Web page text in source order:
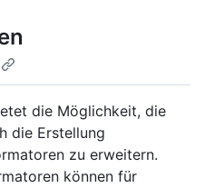
die Möglichkeit, die
die Erstellung
zu erweitern.
können für